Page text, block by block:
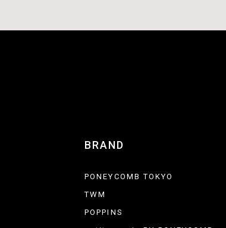
BRAND
PONEYCOMB TOKYO
TWM
POPPINS